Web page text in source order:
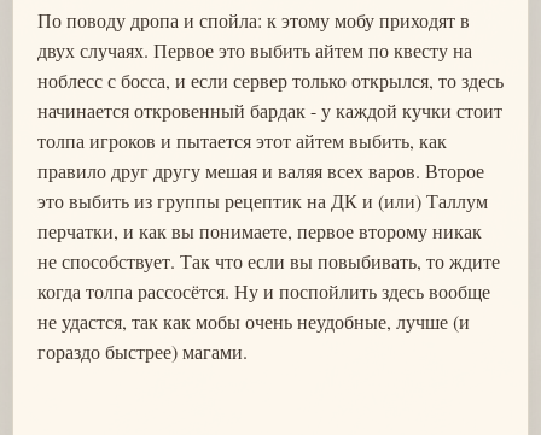
По поводу дропа и спойла: к этому мобу приходят в
двух случаях. Первое это выбить айтем по квесту на
ноблесс с босса, и если сервер только открылся, то здесь
начинается откровенный бардак - у каждой кучки стоит
толпа игроков и пытается этот айтем выбить, как
правило друг другу мешая и валяя всех варов. Второе
это выбить из группы рецептик на ДК и (или) Таллум
перчатки, и как вы понимаете, первое второму никак
не способствует. Так что если вы повыбивать, то ждите
когда толпа рассосётся. Ну и поспойлить здесь вообще
не удастся, так как мобы очень неудобные, лучше (и
гораздо быстрее) магами.